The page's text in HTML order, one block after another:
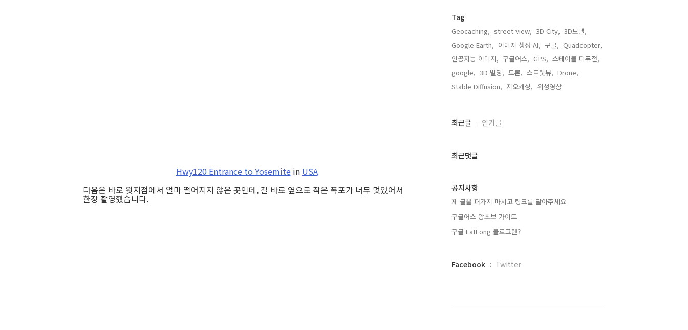
Hwy120 Entrance to Yosemitein USA
다음은 바로 윗지점에서 얼마 떨어지지 않은 곳인데, 길 바로 옆으로 작은 폭포가 너무 멋있어서
한장 촬영했습니다.
Tag
Geocaching, street view, 3D City, 3D모델,
Google Earth, 이미지 생성 AI, 구글, Quadcopter,
인공지능 이미지, 구글어스, GPS, 스테이블 디퓨전,
google, 3D 빌딩, 드론, 스트릿뷰, Drone,
Stable Diffusion, 지오캐싱, 위성영상,
최
과
글
최근글 인기글
최근댓글
공지사항
제 글을 퍼가지 마시고 링크를 달아주세요
구글어스 왕초보 가이드
구글 LatLong 블로그란?
페
Facebook Twitter